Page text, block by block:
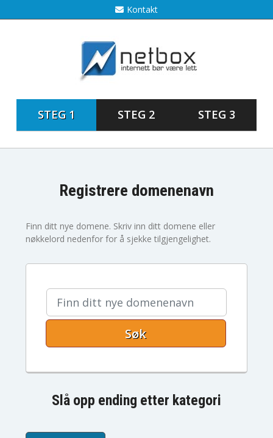
Kontakt
STEG 1 STEG 2 STEG 3
Registrere domenenavn
Finn ditt nye domene. Skriv inn ditt domene eller
nøkkelord nedenfor for å sjekke tilgjengelighet.
Søk
Slå opp ending etter kategori